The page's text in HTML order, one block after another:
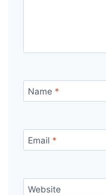
Name *
Email *
Website